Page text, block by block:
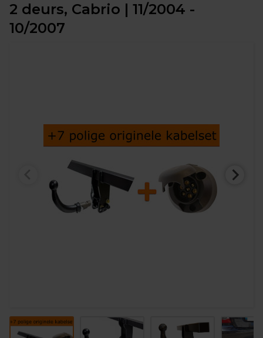
2 deurs, Cabrio | 11/2004 -
10/2007